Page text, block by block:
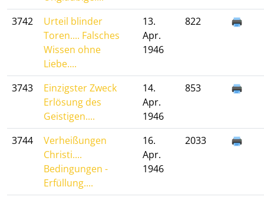
3742
Urteil blinder
Toren.... Falsches
Wissen ohne
Liebe....
13.
Apr.
1946
822
3743
Einzigster Zweck
Erlösung des
Geistigen....
14.
Apr.
1946
853
3744
Verheißungen
Christi....
Bedingungen -
Erfüllung....
16.
Apr.
1946
2033